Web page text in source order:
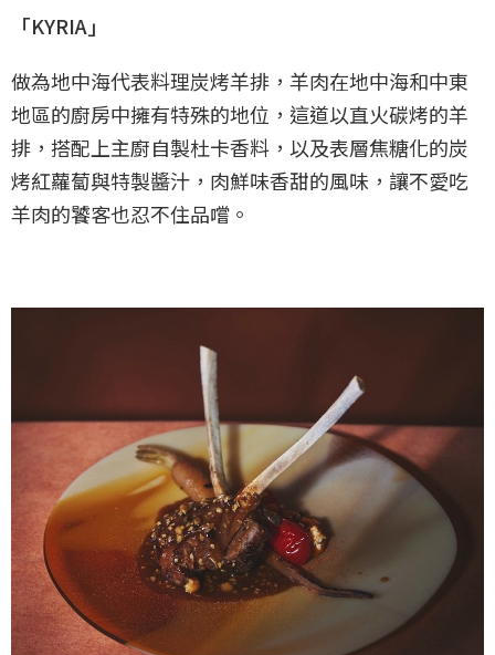
「KYRIA」
做為地中海代表料理炭烤羊排，羊肉在地中海和中東
地區的廚房中擁有特殊的地位，這道以直火碳烤的羊
排，搭配上主廚自製杜卡香料，以及表層焦糖化的炭
烤紅蘿蔔與特製醬汁，肉鮮味香甜的風味，讓不愛吃
羊肉的饕客也忍不住品嚐。